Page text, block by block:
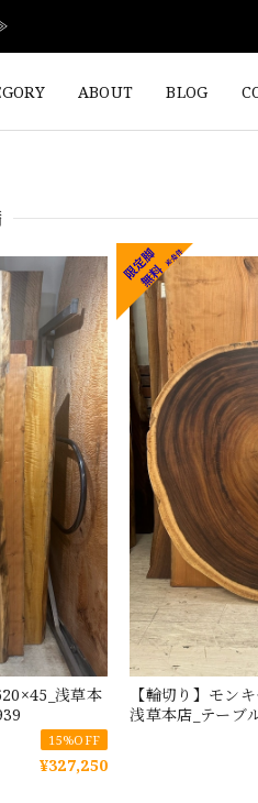
ABOUT BLOG
浅草本
15%OFF
¥327,250
【輪切り】モン
浅草本店_テーブ